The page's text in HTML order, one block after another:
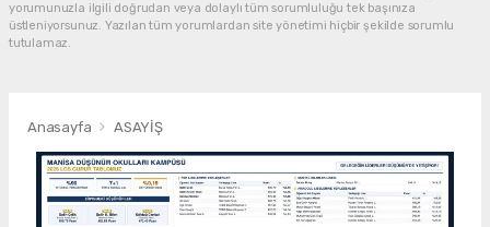
yorumunuzla ilgili doğrudan veya dolaylı tüm sorumluluğu tek başınıza
üstleniyorsunuz. Yazılan tüm yorumlardan site yönetimi hiçbir şekilde sorumlu
tutulamaz.
Anasayfa ASAYİŞ